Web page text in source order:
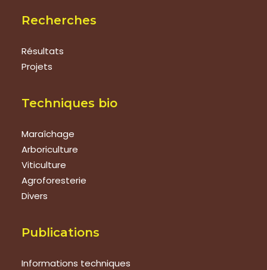
Recherches
Résultats
Projets
Techniques bio
Maraîchage
Arboriculture
Viticulture
Agroforesterie
Divers
Publications
Informations techniques